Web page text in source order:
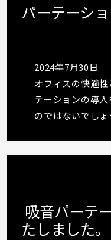
パーテーシ
2024年7月30日
オフィスの快適
テーションの導
のではないでし
吸音パーテ
たしました。